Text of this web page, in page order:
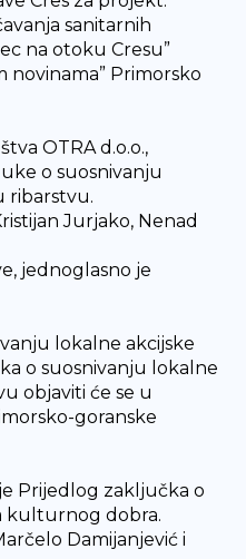
sanitarnih
na otoku Cresu”
novinama” Primorsko
OTRA d.o.o.,
o suosnivanju
ribarstvu.
Jurjako, Nenad
jednoglasno je
lokalne akcijske
o suosnivanju lokalne
objaviti će se u
goranske
Prijedlog zaključka o
kulturnog dobra.
Damijanjević i